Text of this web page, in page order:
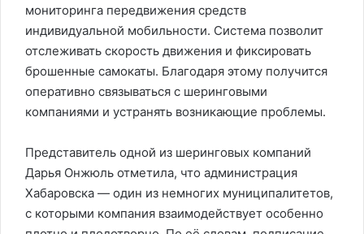
мониторинга передвижения средств
индивидуальной мобильности. Система позволит
отслеживать скорость движения и фиксировать
брошенные самокаты. Благодаря этому получится
оперативно связываться с шеринговыми
компаниями и устранять возникающие проблемы.
Представитель одной из шеринговых компаний
Дарья Онжюль отметила, что администрация
Хабаровска — один из немногих муниципалитетов,
с которыми компания взаимодействует особенно